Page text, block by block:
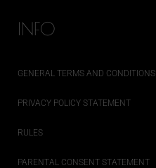
INFO
GENERAL TERMS AND CONDITIONS
PRIVACY POLICY STATEMENT
RULES
PARENTAL CONSENT STATEMENT